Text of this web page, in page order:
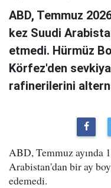
ABD, Temmuz
kez Suudi
etmedi. Hürmüz
Körfez'den
rafinerilerini
ABD, Temmuz ayında
Arabistan'dan bir ay
edemedi.